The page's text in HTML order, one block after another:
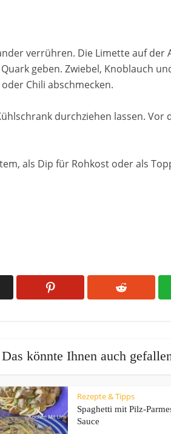
verrühren. Die Limette auf
geben. Zwiebel, Knoblauch
Chili abschmecken.
durchziehen lassen.
als Dip für Rohkost oder als
Das könnte Ihnen auch
Rezepte & Tipps
Spaghetti mit Pilz-
Sauce